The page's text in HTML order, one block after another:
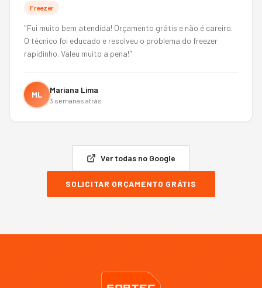
Freezer
"Fui muito bem atendida! Orçamento grátis e não é careiro.
O técnico foi educado e resolveu o problema do freezer
rapidinho. Valeu muito a pena!"
ML Mariana Lima
3 semanas atrás
Ver todas no Google
SOLICITAR ORÇAMENTO GRÁTIS